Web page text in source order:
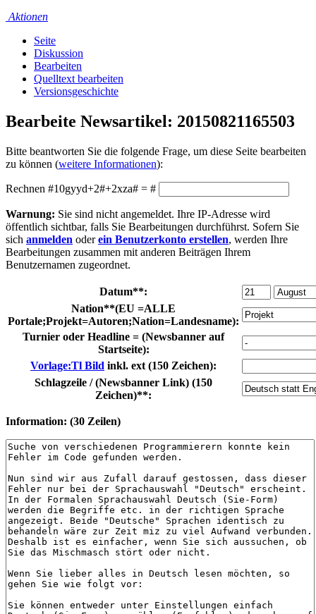
Aktionen
Seite
Diskussion
Bearbeiten
Quelltext bearbeiten
Versionsgeschichte
Bearbeite Newsartikel: 20150821165503
Bitte beantworten Sie die folgende Frage, um diese Seite bearbeiten
zu können (weitere Informationen):
Rechnen #10gyyd+2#+2xza# = #
Warnung: Sie sind nicht angemeldet. Ihre IP-Adresse wird
öffentlich sichtbar, falls Sie Bearbeitungen durchführst. Sofern Sie
sich anmelden oderein Benutzerkonto erstellen, werden Ihre
Bearbeitungen zusammen mit anderen Beiträgen Ihrem
Benutzernamen zugeordnet.
Datum**:
Nation**(EU =ALLE
Portale;Projekt=Autoren;Nation=Landesname):
Turnier oder Headline = (Newsbanner auf
Startseite):
Vorlage:Tl Bild inkl. ext (150 Zeichen):
Schlagzeile / (Newsbanner Link) (150
Zeichen)**:
Information: (30 Zeilen)